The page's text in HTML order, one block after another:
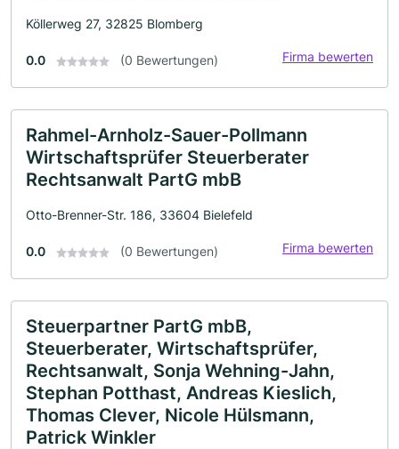
Köllerweg 27, 32825 Blomberg
0.0 (0 Bewertungen) Firma bewerten
Rahmel-Arnholz-Sauer-Pollmann
Wirtschaftsprüfer Steuerberater
Rechtsanwalt PartG mbB
Otto-Brenner-Str. 186, 33604 Bielefeld
0.0 (0 Bewertungen) Firma bewerten
Steuerpartner PartG mbB,
Steuerberater, Wirtschaftsprüfer,
Rechtsanwalt, Sonja Wehning-Jahn,
Stephan Potthast, Andreas Kieslich,
Thomas Clever, Nicole Hülsmann,
Patrick Winkler